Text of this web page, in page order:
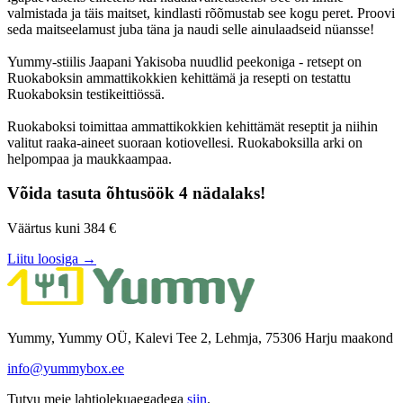
valmistada ja täis maitset, kindlasti rõõmustab see kogu peret. Proovi
seda maitseelamust juba täna ja naudi selle ainulaadseid nüansse!
Yummy-stiilis Jaapani Yakisoba nuudlid peekoniga - retsept on
Ruokaboksin ammattikokkien kehittämä ja resepti on testattu
Ruokaboksin testikeittiössä.
Ruokaboksi toimittaa ammattikokkien kehittämät reseptit ja niihin
valitut raaka-aineet suoraan kotiovellesi. Ruokaboksilla arki on
helpompaa ja maukkaampaa.
Võida tasuta õhtusöök 4 nädalaks!
Väärtus kuni 384 €
Liitu loosiga →
Yummy, Yummy OÜ, Kalevi Tee 2, Lehmja, 75306 Harju maakond
info@yummybox.ee
Tutvu meie lahtiolekuaegadega siin.